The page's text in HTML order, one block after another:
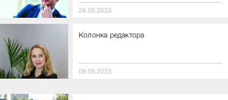
28.05.2023
Колонка редактора
09.05.2023